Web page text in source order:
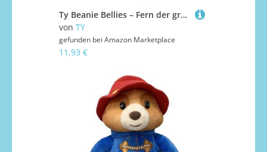
Ty Beanie Bellies – Fern der grüne Osterhase mit Glitzeraugen, die kuscheligen Plüschtiere mit weichem Bauch originell Ostern – 20 cm – T41514
von TY
gefunden bei Amazon Marketplace
11,93 €